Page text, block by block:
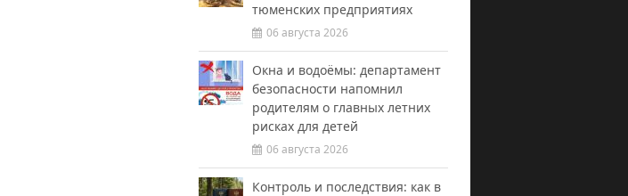
тюменских предприятиях
06 августа 2026
Окна и водоёмы: департамент
безопасности напомнил
родителям о главных летних
рисках для детей
06 августа 2026
Контроль и последствия: как в